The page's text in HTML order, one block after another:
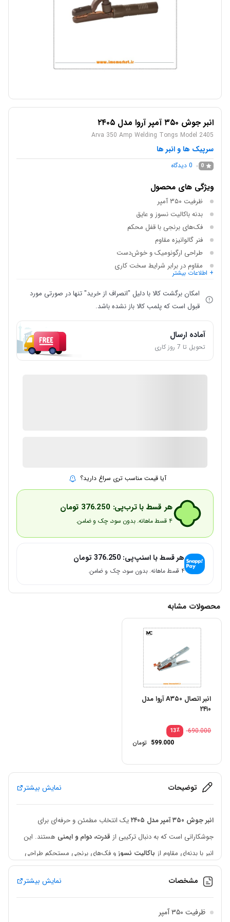
انبر جوش ۳۵۰ آمپر آروا مدل ۲۴۰۵
Arva 350 Amp Welding Tongs Model 2405
سرپیک ها و انبر ها
0
0 دیدگاه
ویژگی های محصول
ظرفیت ۳۵۰ آمپر
بدنه باکالیت نسوز و عایق
فک‌های برنجی با قفل محکم
فنر گالوانیزه مقاوم
طراحی ارگونومیک و خوش‌دست
مقاوم در برابر شرایط سخت کاری
+ اطلاعات بیشتر
امکان برگشت کالا با دلیل "انصراف از خرید" تنها در صورتی مورد
قبول است که پلمب کالا باز نشده باشد.
آماده ارسال
تحویل تا 7 روز کاری
3 در انبار
آیا قیمت مناسب تری سراغ دارید؟
هر قسط با ترب‌پی: 376.250 تومان
۴ قسط ماهانه. بدون سود، چک و ضامن.
هر قسط با اسنپ‌پی: 376.250 تومان
۴ قسط ماهانه. بدون سود، چک و ضامن.
محصولات مشابه
انبر اتصال A۳۵۰ آروا مدل
۲۴۱۰
٪13
690.000
599.000 تومان
توضیحات نمایش بیشتر
انبر جوش ۳۵۰ آمپر مدل ۲۴۰۵
یک انتخاب مطمئن و حرفه‌ای برای
جوشکارانی است که به دنبال ترکیبی از قدرت، دوام و ایمنی هستند. این
انبر با بدنه‌ای مقاوم از باکالیت نسوزو فک‌های برنجی مستحکم طراحی
این محصول به گونه‌ای است که در شرایط سخت محیط‌های صنعتی،
IMC Market
ما فقط محصولاتی را ارائه می‌دهیم که از نظر کیفیت،
مشخصات نمایش بیشتر
ظرفیت ۳۵۰ آمپر